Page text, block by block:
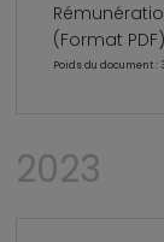
(Format PDF)
Poids du document :
2023